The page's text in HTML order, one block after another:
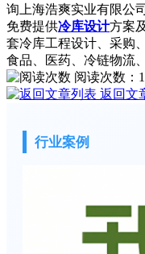
询上海浩爽实业有限公
免费提供冷库设计方案及
套冷库工程设计、采购
食品、医药、冷链物流
阅读次数：
返回文
行业案例